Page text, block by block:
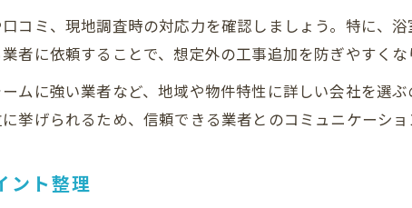
工期と快適さを両立するリフォーム法
生活ストレスを減らす工事後のポイン
短納期でも満足度が高いリフォーム実
コミ、現地調査時の対応力を確認しましょう。特に、
者に依頼することで、想定外の工事追加を防ぎやすくな
ムに強い業者など、地域や物件特性に詳しい会社を選
挙げられるため、信頼できる業者とのコミュニケーショ
ント整理